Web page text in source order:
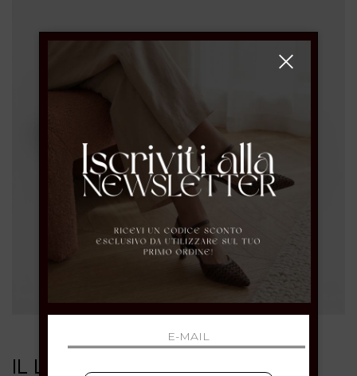
IL LACCIO